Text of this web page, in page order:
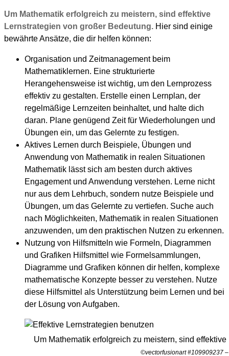
Um Mathematik erfolgreich zu meistern, sind effektive
Lernstrategien von großer Bedeutung. Hier sind einige
bewährte Ansätze, die dir helfen können:
Organisation und Zeitmanagement beim
Mathematiklernen. Eine strukturierte
Herangehensweise ist wichtig, um den Lernprozess
effektiv zu gestalten. Erstelle einen Lernplan, der
regelmäßige Lernzeiten beinhaltet, und halte dich
daran. Plane genügend Zeit für Wiederholungen und
Übungen ein, um das Gelernte zu festigen.
Aktives Lernen durch Beispiele, Übungen und
Anwendung von Mathematik in realen Situationen
Mathematik lässt sich am besten durch aktives
Engagement und Anwendung verstehen. Lerne nicht
nur aus dem Lehrbuch, sondern nutze Beispiele und
Übungen, um das Gelernte zu vertiefen. Suche auch
nach Möglichkeiten, Mathematik in realen Situationen
anzuwenden, um den praktischen Nutzen zu erkennen.
Nutzung von Hilfsmitteln wie Formeln, Diagrammen
und Grafiken Hilfsmittel wie Formelsammlungen,
Diagramme und Grafiken können dir helfen, komplexe
mathematische Konzepte besser zu verstehen. Nutze
diese Hilfsmittel als Unterstützung beim Lernen und bei
der Lösung von Aufgaben.
Um Mathematik erfolgreich zu meistern, sind
©vectorfusionart #109909237